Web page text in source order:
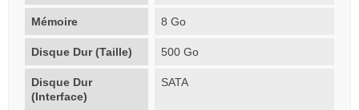
Mémoire 8 Go
Disque Dur (Taille) 500 Go
Disque Dur
(Interface)
SATA